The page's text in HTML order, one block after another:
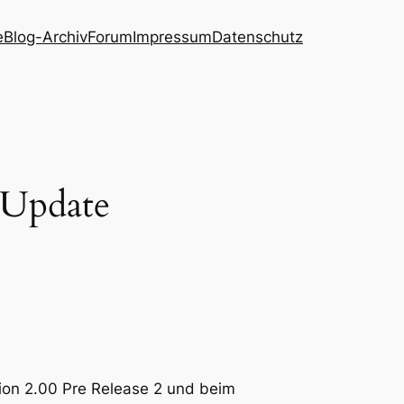
Blog-ArchivForumImpressumDatenschutz
2.00 Pre Release 2 und beim